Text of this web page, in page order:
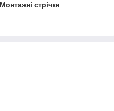
Монтажні стрічки